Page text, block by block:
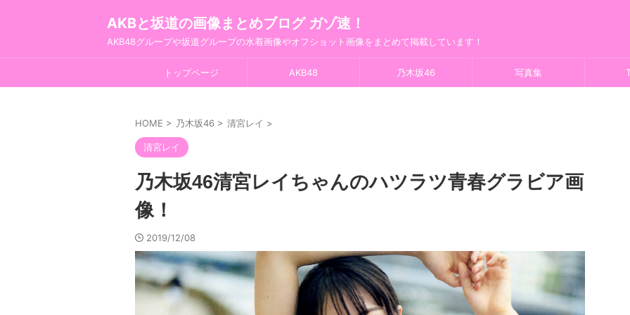
AKBと坂道の画像まとめブログ ガゾ速！
AKB48グループや坂道グループの水着画像やオフショット画像をまとめて掲載しています！
トップページ AKB48 乃木坂46 写真集
HOME > 乃木坂46 > 清宮レイ >
清宮レイ
乃木坂46清宮レイちゃんのハツラツ青春グラビア画
像！
2019/12/08